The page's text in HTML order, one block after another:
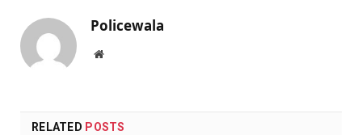
Policewala
Website
RELATED POSTS